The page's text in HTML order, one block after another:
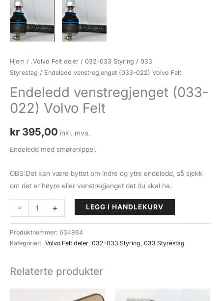
Hjem / .Volvo Felt deler / 032-033 Styring / 033
Styrestag / Endeledd venstregjenget (033-022) Volvo Felt
Endeledd venstregjenget (033-
022) Volvo Felt
kr 395,00 inkl. mva.
Endeledd med smørenippel.
OBS:Det kan være byttet om indre og ytre endeledd, så sjekk
om det er høyre eller venstregjenget det du skal ha.
-
Endeledd
venstregjenget
(033-
022)
Felt
+ LEGG I HANDLEKURV
Produktnummer: 634984
Kategorier: .Volvo Felt deler 032-033 Styring 033 Styrestag
Relaterte produkter